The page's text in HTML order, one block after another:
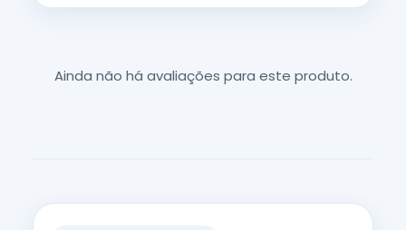
Ainda não há avaliações para este produto.